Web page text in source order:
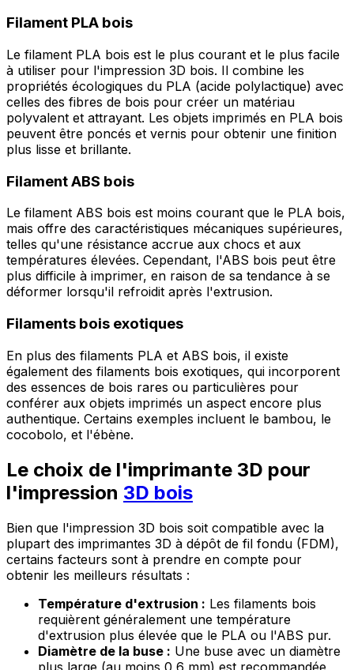
Filament PLA bois
Le filament PLA bois est le plus courant et le plus facile
à utiliser pour l'impression 3D bois. Il combine les
propriétés écologiques du PLA (acide polylactique) avec
celles des fibres de bois pour créer un matériau
polyvalent et attrayant. Les objets imprimés en PLA bois
peuvent être poncés et vernis pour obtenir une finition
plus lisse et brillante.
Filament ABS bois
Le filament ABS bois est moins courant que le PLA bois,
mais offre des caractéristiques mécaniques supérieures,
telles qu'une résistance accrue aux chocs et aux
températures élevées. Cependant, l'ABS bois peut être
plus difficile à imprimer, en raison de sa tendance à se
déformer lorsqu'il refroidit après l'extrusion.
Filaments bois exotiques
En plus des filaments PLA et ABS bois, il existe
également des filaments bois exotiques, qui incorporent
des essences de bois rares ou particulières pour
conférer aux objets imprimés un aspect encore plus
authentique. Certains exemples incluent le bambou, le
cocobolo, et l'ébène.
Le choix de l'imprimante 3D pour
l'impression 3D bois
Bien que l'impression 3D bois soit compatible avec la
plupart des imprimantes 3D à dépôt de fil fondu (FDM),
certains facteurs sont à prendre en compte pour
obtenir les meilleurs résultats :
Température d'extrusion : Les filaments bois
requièrent généralement une température
d'extrusion plus élevée que le PLA ou l'ABS pur.
Diamètre de la buse : Une buse avec un diamètre
plus large (au moins 0,6 mm) est recommandée